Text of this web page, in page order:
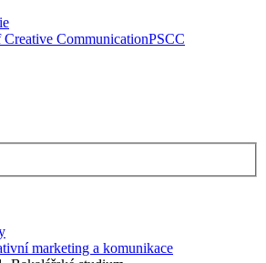
Creative CommunicationPSCC
marketing a komunikace